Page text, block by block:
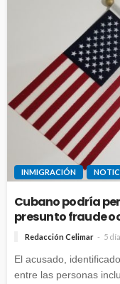
INMIGRACIÓN
Cubano podría
presunto fraude
Redacción Celimar 5
El acusado,
entre las personas